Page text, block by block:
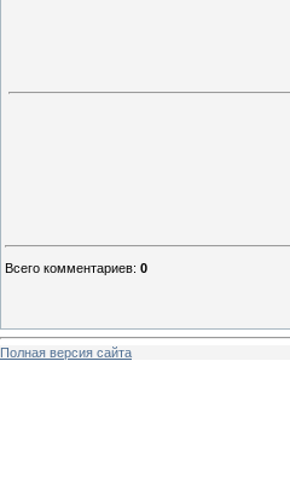
Всего комментариев: 0
Полная версия сайта